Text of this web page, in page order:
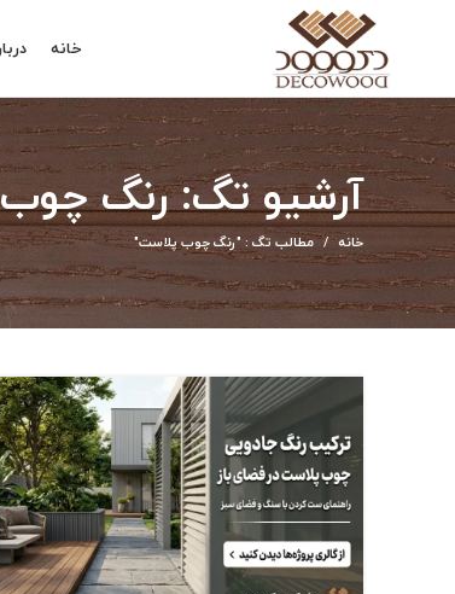
خانه
آرشیو تگ: رنگ
خانه مطالب تگ : "رنگ چوب پلاست"